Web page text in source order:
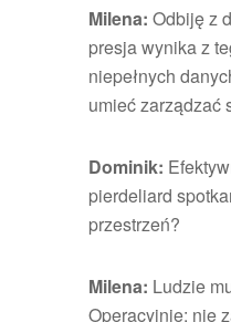
Milena: Odbiję z
presja wynika z
niepełnych
umieć zarządzać
Dominik:
pierdeliard
przestrzeń?
Milena: Ludzie
Operacyjnie: nie